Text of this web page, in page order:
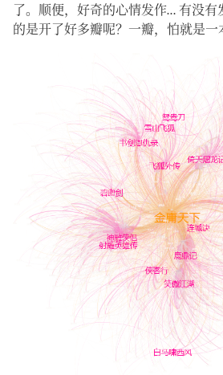
了。顺便，好奇的心情发作… 有没有
的是开了好多瓣呢？一瓣，怕就是一